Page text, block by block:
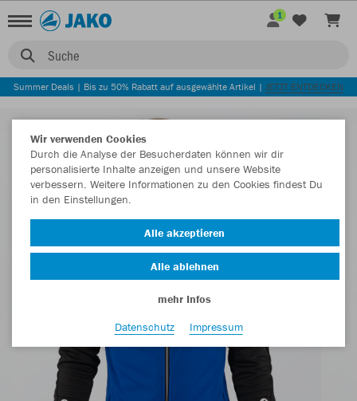
Suche
1
Summer Deals | Bis zu 50% Rabatt auf ausgewählte Artikel | JETZT ENTDECKEN
Wir verwenden Cookies
Durch die Analyse der Besucherdaten können wir dir
personalisierte Inhalte anzeigen und unsere Website
verbessern. Weitere Informationen zu den Cookies findest Du
in den Einstellungen.
Alle akzeptieren
Alle ablehnen
mehr Infos
Datenschutz
Impressum